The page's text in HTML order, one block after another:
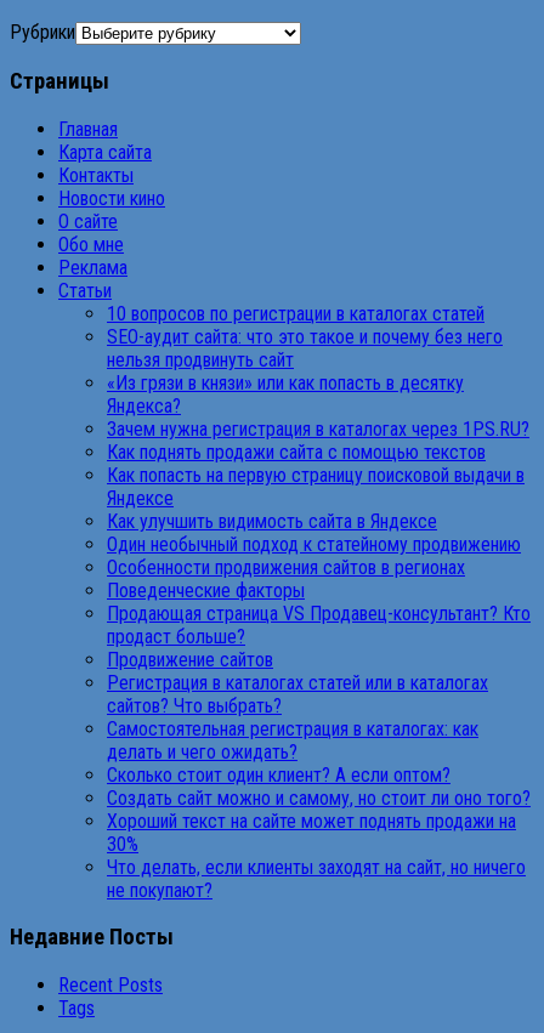
Рубрики
Страницы
Главная
Карта сайта
Контакты
Новости кино
О сайте
Обо мне
Реклама
Статьи
10 вопросов по регистрации в каталогах статей
SEO-аудит сайта: что это такое и почему без него
нельзя продвинуть сайт
«Из грязи в князи» или как попасть в десятку
Яндекса?
Зачем нужна регистрация в каталогах через 1PS.RU?
Как поднять продажи сайта с помощью текстов
Как попасть на первую страницу поисковой выдачи в
Яндексе
Как улучшить видимость сайта в Яндексе
Один необычный подход к статейному продвижению
Особенности продвижения сайтов в регионах
Поведенческие факторы
Продающая страница VS Продавец-консультант? Кто
продаст больше?
Продвижение сайтов
Регистрация в каталогах статей или в каталогах
сайтов? Что выбрать?
Самостоятельная регистрация в каталогах: как
делать и чего ожидать?
Сколько стоит один клиент? А если оптом?
Создать сайт можно и самому, но стоит ли оно того?
Хороший текст на сайте может поднять продажи на
30%
Что делать, если клиенты заходят на сайт, но ничего
не покупают?
Недавние Посты
Recent Posts
Tags